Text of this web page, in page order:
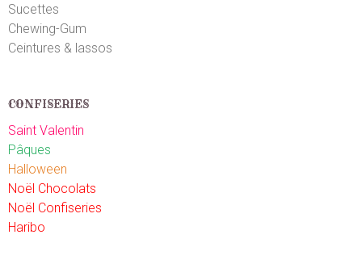
Sucettes
Chewing-Gum
Ceintures & lassos
CONFISERIES
Saint Valentin
Pâques
Halloween
Noël Chocolats
Noël Confiseries
Haribo